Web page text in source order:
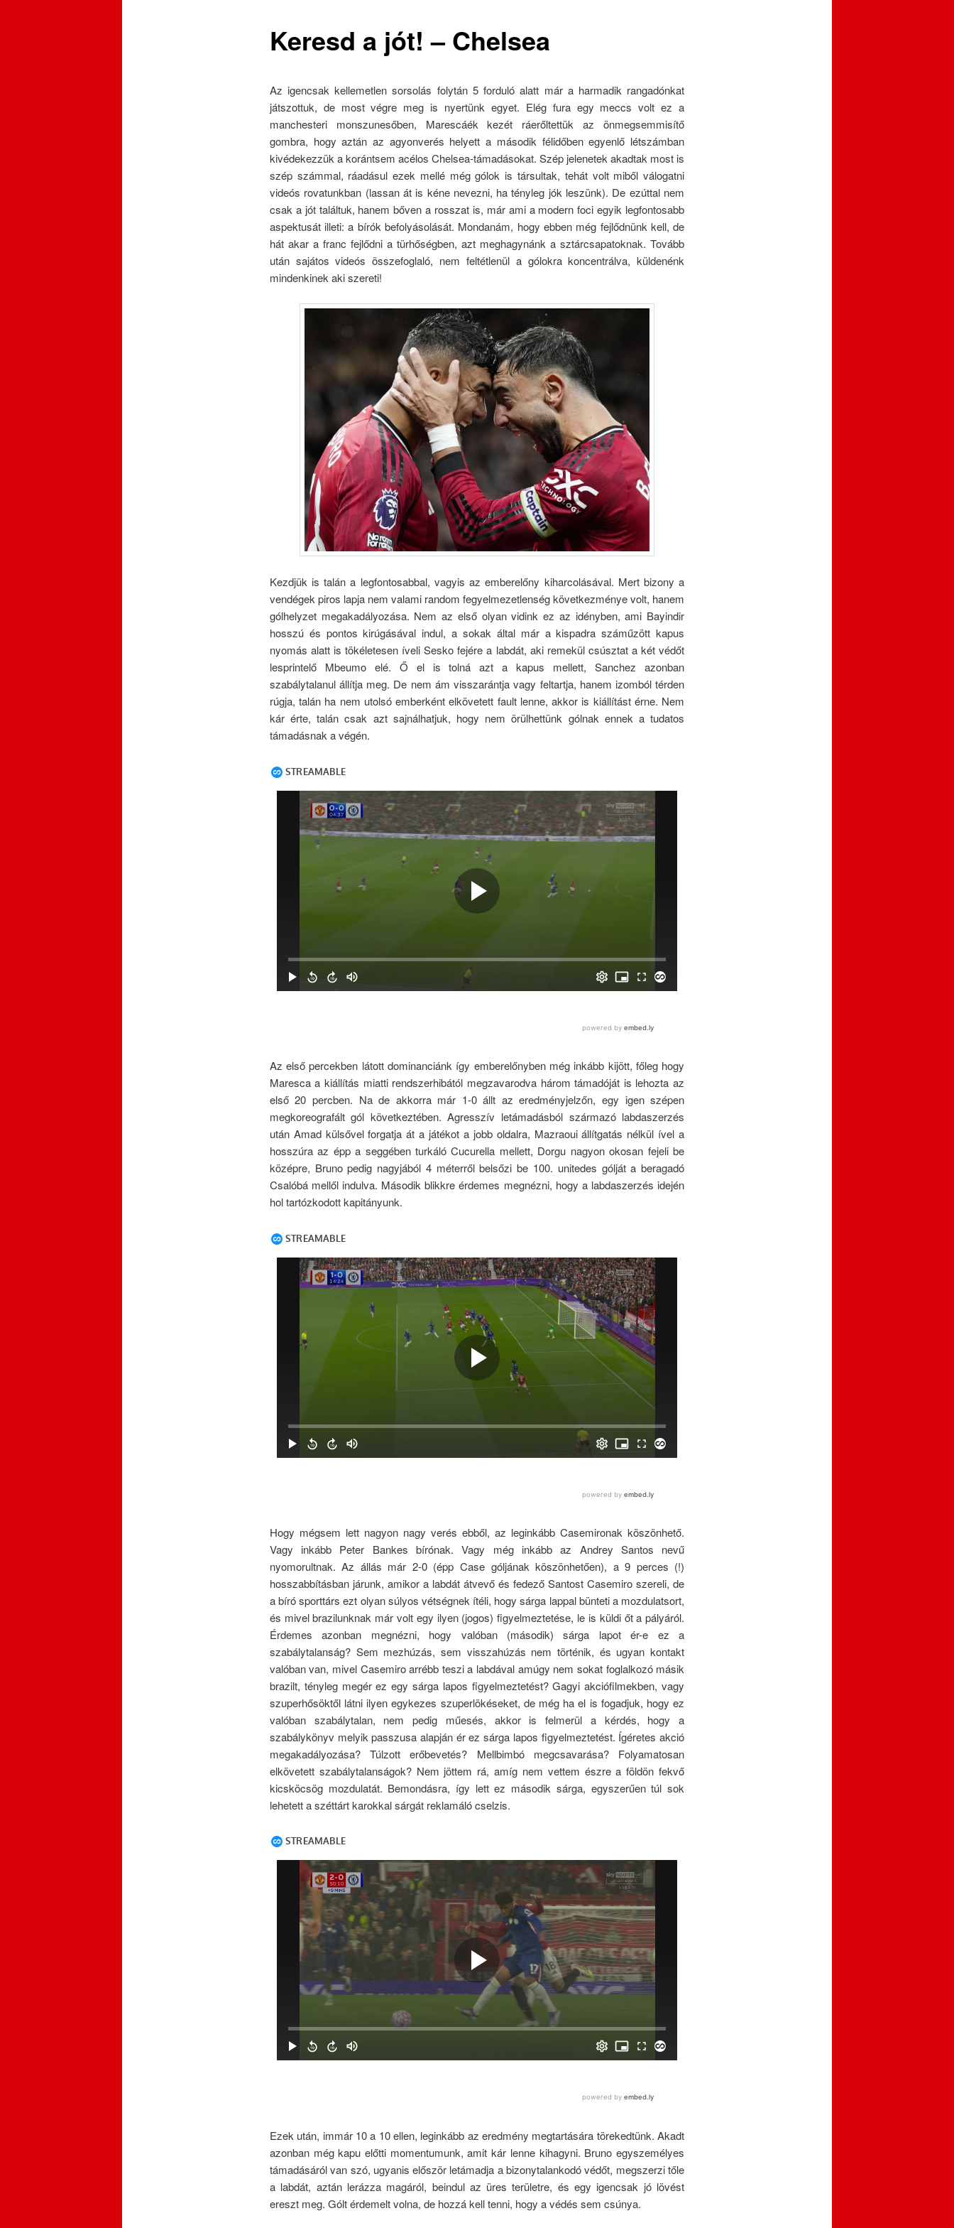
Keresd a jót! – Chelsea
Az igencsak kellemetlen sorsolás folytán 5 forduló alatt már a harmadik rangadónkat
játszottuk, de most végre meg is nyertünk egyet. Elég fura egy meccs volt ez a
manchesteri monszunesőben, Marescáék kezét ráerőltettük az önmegsemmisítő
gombra, hogy aztán az agyonverés helyett a második félidőben egyenlő létszámban
kivédekezzük a korántsem acélos Chelsea-támadásokat. Szép jelenetek akadtak most is
szép számmal, ráadásul ezek mellé még gólok is társultak, tehát volt miből válogatni
videós rovatunkban (lassan át is kéne nevezni, ha tényleg jók leszünk). De ezúttal nem
csak a jót találtuk, hanem bőven a rosszat is, már ami a modern foci egyik legfontosabb
aspektusát illeti: a bírók befolyásolását. Mondanám, hogy ebben még fejlődnünk kell, de
hát akar a franc fejlődni a türhőségben, azt meghagynánk a sztárcsapatoknak. Tovább
után sajátos videós összefoglaló, nem feltétlenül a gólokra koncentrálva, küldenénk
mindenkinek aki szereti!
Kezdjük is talán a legfontosabbal, vagyis az emberelőny kiharcolásával. Mert bizony a
vendégek piros lapja nem valami random fegyelmezetlenség következménye volt, hanem
gólhelyzet megakadályozása. Nem az első olyan vidink ez az idényben, ami Bayindir
hosszú és pontos kirúgásával indul, a sokak által már a kispadra száműzött kapus
nyomás alatt is tökéletesen íveli Sesko fejére a labdát, aki remekül csúsztat a két védőt
lesprintelő Mbeumo elé. Ő el is tolná azt a kapus mellett, Sanchez azonban
szabálytalanul állítja meg. De nem ám visszarántja vagy feltartja, hanem izomból térden
rúgja, talán ha nem utolsó emberként elkövetett fault lenne, akkor is kiállítást érne. Nem
kár érte, talán csak azt sajnálhatjuk, hogy nem örülhettünk gólnak ennek a tudatos
támadásnak a végén.
Az első percekben látott dominanciánk így emberelőnyben még inkább kijött, főleg hogy
Maresca a kiállítás miatti rendszerhibától megzavarodva három támadóját is lehozta az
első 20 percben. Na de akkorra már 1-0 állt az eredményjelzőn, egy igen szépen
megkoreografált gól következtében. Agresszív letámadásból származó labdaszerzés
után Amad külsővel forgatja át a játékot a jobb oldalra, Mazraoui állítgatás nélkül ível a
hosszúra az épp a seggében turkáló Cucurella mellett, Dorgu nagyon okosan fejeli be
középre, Bruno pedig nagyjából 4 méterről belsőzi be 100. unitedes gólját a beragadó
Csalóbá mellől indulva. Második blikkre érdemes megnézni, hogy a labdaszerzés idején
hol tartózkodott kapitányunk.
Hogy mégsem lett nagyon nagy verés ebből, az leginkább Casemironak köszönhető.
Vagy inkább Peter Bankes bírónak. Vagy még inkább az Andrey Santos nevű
nyomorultnak. Az állás már 2-0 (épp Case góljának köszönhetően), a 9 perces (!)
hosszabbításban járunk, amikor a labdát átvevő és fedező Santost Casemiro szereli, de
a bíró sporttárs ezt olyan súlyos vétségnek ítéli, hogy sárga lappal bünteti a mozdulatsort,
és mivel brazilunknak már volt egy ilyen (jogos) figyelmeztetése, le is küldi őt a pályáról.
Érdemes azonban megnézni, hogy valóban (második) sárga lapot ér-e ez a
szabálytalanság? Sem mezhúzás, sem visszahúzás nem történik, és ugyan kontakt
valóban van, mivel Casemiro arrébb teszi a labdával amúgy nem sokat foglalkozó másik
brazilt, tényleg megér ez egy sárga lapos figyelmeztetést? Gagyi akciófilmekben, vagy
szuperhősöktől látni ilyen egykezes szuperlökéseket, de még ha el is fogadjuk, hogy ez
valóban szabálytalan, nem pedig műesés, akkor is felmerül a kérdés, hogy a
szabálykönyv melyik passzusa alapján ér ez sárga lapos figyelmeztetést. Ígéretes akció
megakadályozása? Túlzott erőbevetés? Mellbimbó megcsavarása? Folyamatosan
elkövetett szabálytalanságok? Nem jöttem rá, amíg nem vettem észre a földön fekvő
kicsköcsög mozdulatát. Bemondásra, így lett ez második sárga, egyszerűen túl sok
lehetett a széttárt karokkal sárgát reklamáló cselzis.
Ezek után, immár 10 a 10 ellen, leginkább az eredmény megtartására törekedtünk. Akadt
azonban még kapu előtti momentumunk, amit kár lenne kihagyni. Bruno egyszemélyes
támadásáról van szó, ugyanis először letámadja a bizonytalankodó védőt, megszerzi tőle
a labdát, aztán lerázza magáról, beindul az üres területre, és egy igencsak jó lövést
ereszt meg. Gólt érdemelt volna, de hozzá kell tenni, hogy a védés sem csúnya.